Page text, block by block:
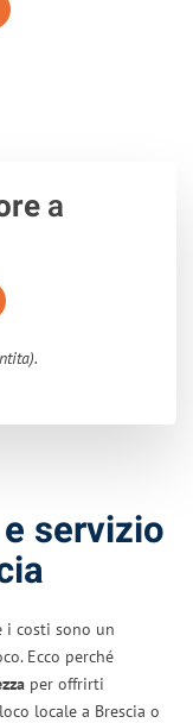
a
servizio
i costi sono un
Ecco perché
per offrirti
locale a Brescia o